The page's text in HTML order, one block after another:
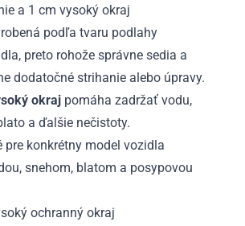
a 1 cm vysoký okraj
podľa tvaru podlahy
preto rohože správne sedia a
dodatočné strihanie alebo úpravy.
okraj pomáha zadržať vodu,
a ďalšie nečistoty.
pre konkrétny model vozidla
snehom, blatom a posypovou
ochranný okraj